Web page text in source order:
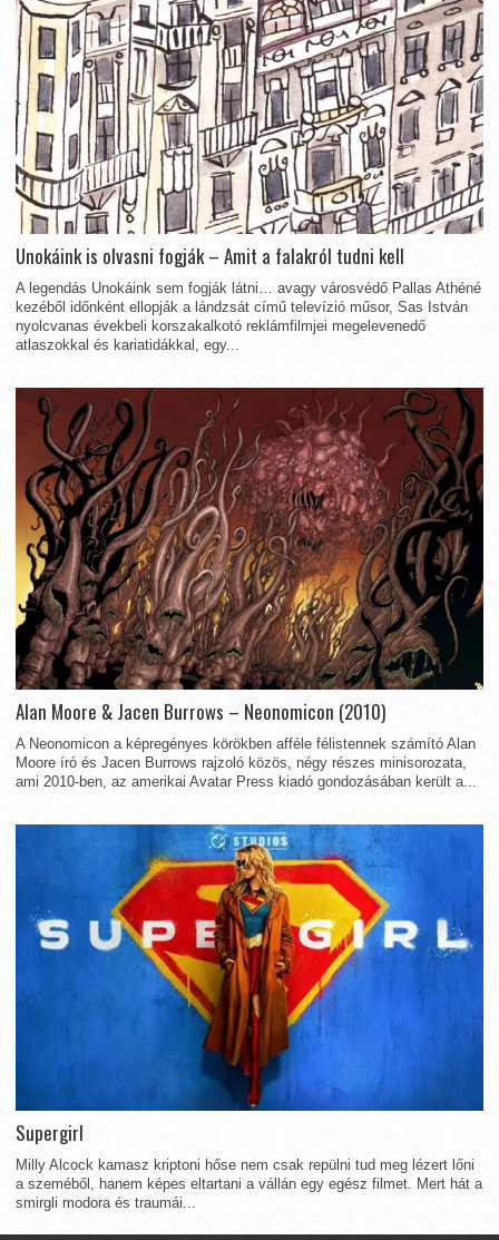
Unokáink is olvasni fogják – Amit a falakról tudni kell
A legendás Unokáink sem fogják látni… avagy városvédő Pallas Athéné
kezéből időnként ellopják a lándzsát című televízió műsor, Sas István
nyolcvanas évekbeli korszakalkotó reklámfilmjei megelevenedő
atlaszokkal és kariatidákkal, egy...
Alan Moore & Jacen Burrows – Neonomicon (2010)
A Neonomicon a képregényes körökben afféle félistennek számító Alan
Moore író és Jacen Burrows rajzoló közös, négy részes minisorozata,
ami 2010-ben, az amerikai Avatar Press kiadó gondozásában került a...
Supergirl
Milly Alcock kamasz kriptoni hőse nem csak repülni tud meg lézert lőni
a szeméből, hanem képes eltartani a vállán egy egész filmet. Mert hát a
smirgli modora és traumái...